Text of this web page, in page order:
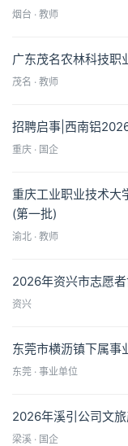
烟台 · 教师
广东茂名农林科技职
茂名 · 教师
招聘启事|西南铝
重庆 · 国企
重庆工业职业技术大
(第一批)
渝北 · 教师
2026年资兴市志愿
资兴
东莞市横沥镇下属事
东莞 · 事业单位
2026年溪引公司文
梁溪 · 国企